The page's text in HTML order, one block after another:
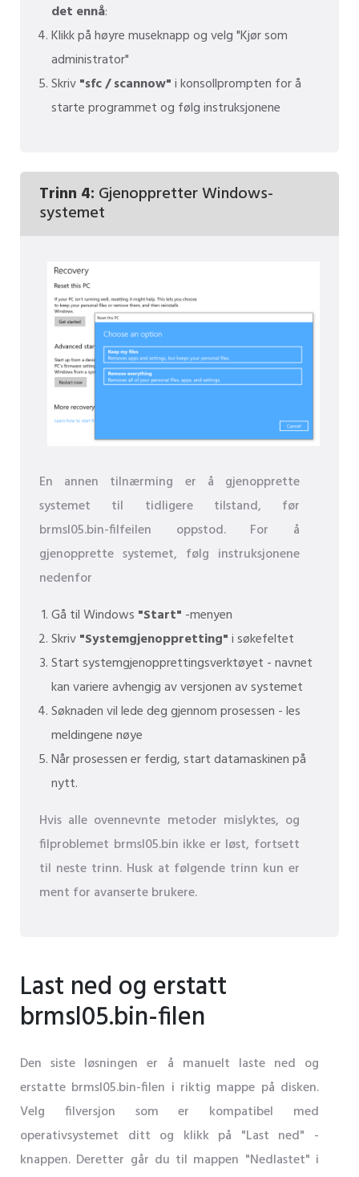
det ennå:
Klikk på høyre museknapp og velg "Kjør som
administrator"
Skriv"sfc / scannow"i konsollprompten for å
starte programmet og følg instruksjonene
Trinn 4: Gjenoppretter Windows-
systemet
En annen tilnærming er å gjenopprette
systemet til tidligere tilstand, før
brmsl05.bin-filfeilen oppstod. For å
gjenopprette systemet, følg instruksjonene
nedenfor
Gå til Windows "Start" -menyen
Skriv"Systemgjenoppretting"i søkefeltet
Start systemgjenopprettingsverktøyet - navnet
kan variere avhengig av versjonen av systemet
Søknaden vil lede deg gjennom prosessen - les
meldingene nøye
Når prosessen er ferdig, start datamaskinen på
nytt.
Hvis alle ovennevnte metoder mislyktes, og
filproblemet brmsl05.bin ikke er løst, fortsett
til neste trinn. Husk at følgende trinn kun er
ment for avanserte brukere.
Last ned og erstatt
brmsl05.bin-filen
Den siste løsningen er å manuelt laste ned og
erstatte brmsl05.bin-filen i riktig mappe på disken.
Velg filversjon som er kompatibel med
operativsystemet ditt og klikk på "Last ned" -
knappen. Deretter går du til mappen "Nedlastet" i